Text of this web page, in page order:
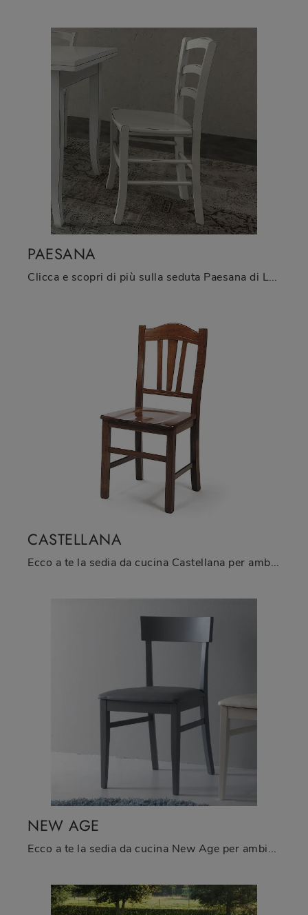
PAESANA
Clicca e scopri di più sulla seduta Paesana di La Seggiola in legno: le più esclusive Sedie fisse classiche ti attendono.
CASTELLANA
Ecco a te la sedia da cucina Castellana per ambientazioni classiche, tra le più originali Sedie fisse di La Seggiola.
NEW AGE
Ecco a te la sedia da cucina New Age per ambientazioni moderne, tra le più originali Sedie fisse di La Seggiola.